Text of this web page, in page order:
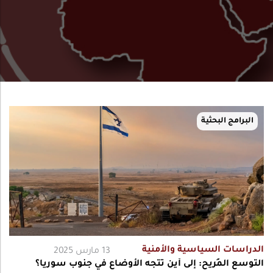
البرامج البحثية
الدراسات السياسية والأمنية
13 مارس 2025
التوسع المُريح: إلى أين تتجه الأوضاع في جنوب سوريا؟